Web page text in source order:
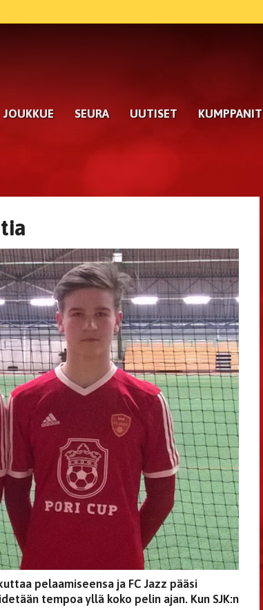
JOUKKUE SEURA UUTISET KUMPPANIT
pelaamiseensa ja FC Jazz pääsi
tempoa yllä koko pelin ajan. Kun SJK:n